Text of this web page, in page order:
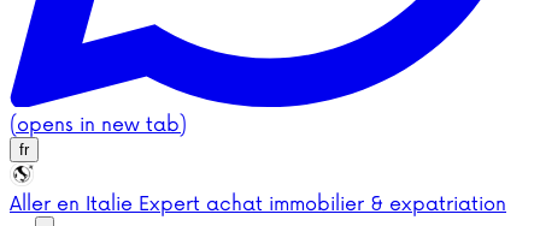
(opens in new tab)
fr
Aller en Italie Expert achat immobilier & expatriation